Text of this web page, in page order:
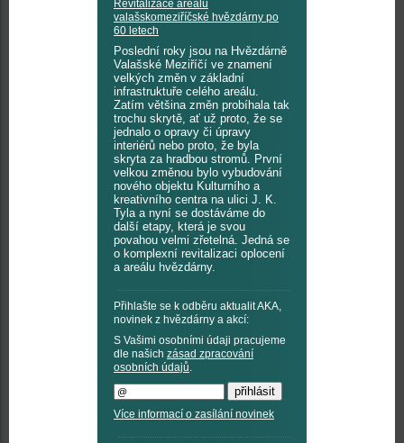
Revitalizace areálu
valašskomeziříčské hvězdárny po
60 letech
Poslední roky jsou na Hvězdárně
Valašské Meziříčí ve znamení
velkých změn v základní
infrastruktuře celého areálu.
Zatím většina změn probíhala tak
trochu skrytě, ať už proto, že se
jednalo o opravy či úpravy
interiérů nebo proto, že byla
skryta za hradbou stromů. První
velkou změnou bylo vybudování
nového objektu Kulturního a
kreativního centra na ulici J. K.
Tyla a nyní se dostáváme do
další etapy, která je svou
povahou velmi zřetelná. Jedná se
o komplexní revitalizaci oplocení
a areálu hvězdárny.
Přihlašte se k odběru aktualit AKA,
novinek z hvězdárny a akcí:
S Vašimi osobními údaji pracujeme
dle našich zásad zpracování
osobních údajů.
Více informací o zasílání novinek